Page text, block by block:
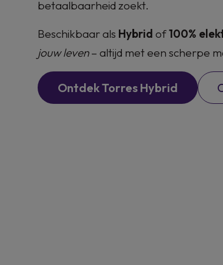
betaalbaarheid zoekt.
Beschikbaar als Hybrid of100%
jouw leven– altijd met een scherpe
Ontdek Torres Hybrid